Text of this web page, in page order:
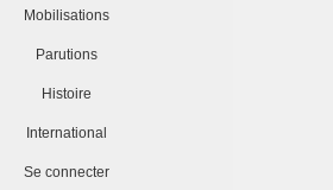
Mobilisations
Parutions
Histoire
International
Se connecter